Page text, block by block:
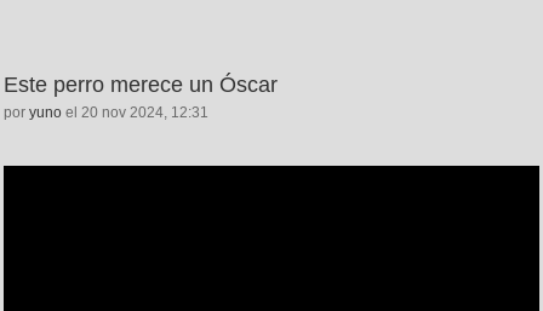
Este perro merece un Óscar
por yuno el 20 nov 2024, 12:31